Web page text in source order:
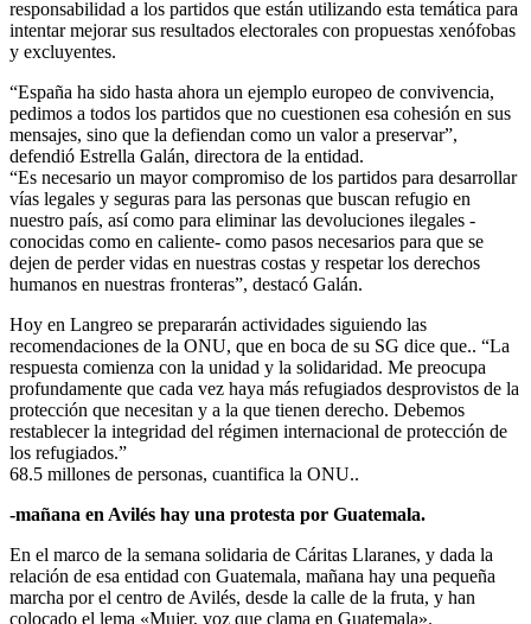
responsabilidad a los partidos que están utilizando esta temática para
intentar mejorar sus resultados electorales con propuestas xenófobas
y excluyentes.
“España ha sido hasta ahora un ejemplo europeo de convivencia,
pedimos a todos los partidos que no cuestionen esa cohesión en sus
mensajes, sino que la defiendan como un valor a preservar”,
defendió Estrella Galán, directora de la entidad.
“Es necesario un mayor compromiso de los partidos para desarrollar
vías legales y seguras para las personas que buscan refugio en
nuestro país, así como para eliminar las devoluciones ilegales -
conocidas como en caliente- como pasos necesarios para que se
dejen de perder vidas en nuestras costas y respetar los derechos
humanos en nuestras fronteras”, destacó Galán.
Hoy en Langreo se prepararán actividades siguiendo las
recomendaciones de la ONU, que en boca de su SG dice que.. “La
respuesta comienza con la unidad y la solidaridad. Me preocupa
profundamente que cada vez haya más refugiados desprovistos de la
protección que necesitan y a la que tienen derecho. Debemos
restablecer la integridad del régimen internacional de protección de
los refugiados.”
68.5 millones de personas, cuantifica la ONU..
-mañana en Avilés hay una protesta por Guatemala.
En el marco de la semana solidaria de Cáritas Llaranes, y dada la
relación de esa entidad con Guatemala, mañana hay una pequeña
marcha por el centro de Avilés, desde la calle de la fruta, y han
colocado el lema «Mujer, voz que clama en Guatemala».